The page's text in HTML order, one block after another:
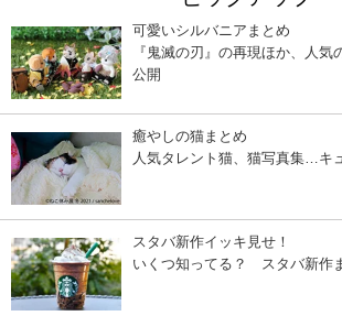
可愛いシルバニアまとめ
『鬼滅の刃』の再現ほか、人気
公開
癒やしの猫まとめ
人気タレント猫、猫写真集…キ
スタバ新作イッキ見せ！
いくつ知ってる？ スタバ新作